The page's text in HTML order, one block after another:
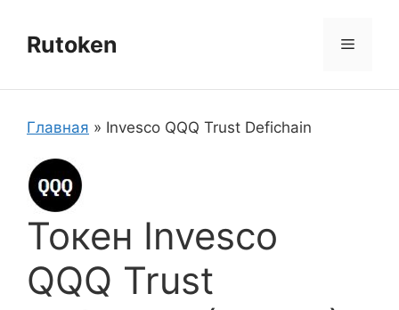
содержимому
Rutoken Меню
Главная » Invesco QQQ Trust Defichain
Токен Invesco
QQQ Trust